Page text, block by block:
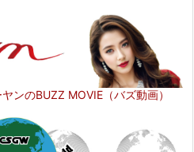
ンのBUZZ MOVIE（バズ動画）